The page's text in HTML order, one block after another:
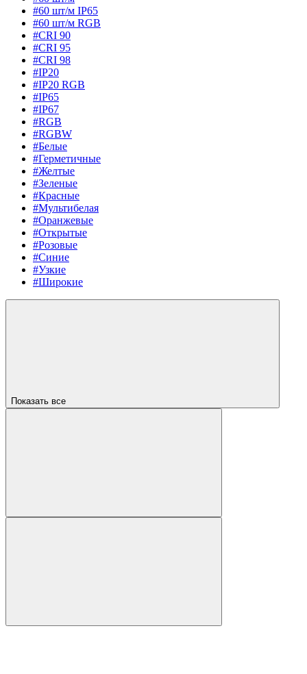
#60 шт/м IP65
#60 шт/м RGB
#CRI 90
#CRI 95
#CRI 98
#IP20
#IP20 RGB
#IP65
#IP67
#RGB
#RGBW
#Белые
#Герметичные
#Желтые
#Зеленые
#Красные
#Мультибелая
#Оранжевые
#Открытые
#Розовые
#Синие
#Узкие
#Широкие
Показать все